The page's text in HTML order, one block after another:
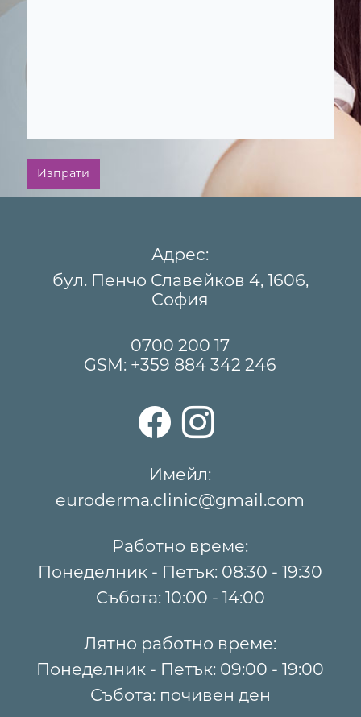
Изпрати
Адрес:
бул. Пенчо Славейков 4, 1606,
София
0700 200 17
GSM: +359 884 342 246
Имейл:
euroderma.clinic@gmail.com
Работно време:
Понеделник - Петък: 08:30 - 19:30
Събота: 10:00 - 14:00
Лятно работно време:
Понеделник - Петък: 09:00 - 19:00
Събота: почивен ден